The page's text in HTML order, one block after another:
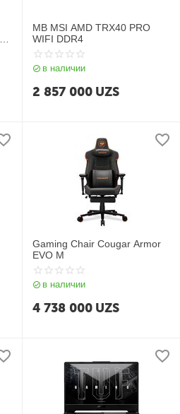
MB MSI AMD TRX40 PRO
WIFI DDR4
в наличии
2 857 000 UZS
Gaming Chair Cougar Armor
EVO M
в наличии
4 738 000 UZS